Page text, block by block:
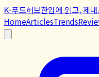
K-푸드허브한입에 읽고, 제
HomeArticlesTrends